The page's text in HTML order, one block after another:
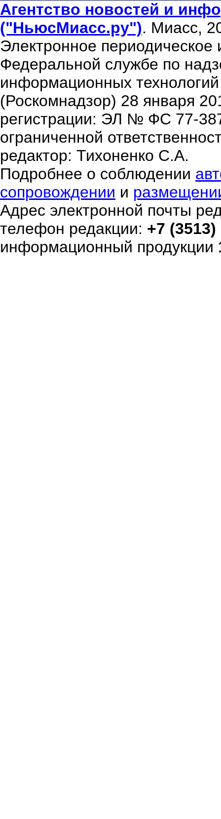
Агентство новостей и
("НьюсМиасс.ру"). Миасс,
Электронное периодическое
Федеральной службе по
информационных
(Роскомнадзор) 28 января
регистрации: ЭЛ № ФС 77-
ограниченной
редактор: Тихоненко С.А.
Подробнее о соблюдении
сопровождении и
Адрес электронной почты
телефон редакции: +7
информационный продукции